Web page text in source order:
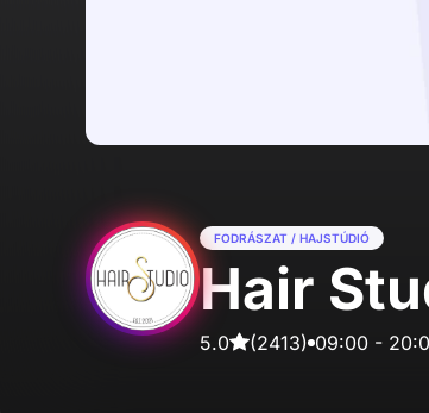
FODRÁSZAT / HAJSTÚDIÓ
Hair
5.0 (2413) 09:00-